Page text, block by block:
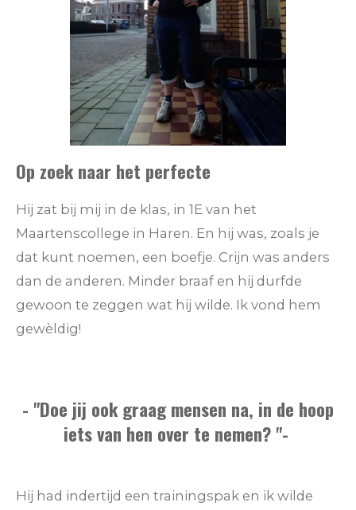
Op zoek naar het perfecte
Hij zat bij mij in de klas, in 1E van het
Maartenscollege in Haren. En hij was, zoals je
dat kunt noemen, een boefje. Crijn was anders
dan de anderen. Minder braaf en hij durfde
gewoon te zeggen wat hij wilde. Ik vond hem
gewèldig!
- "Doe jij ook graag mensen na, in de hoop
iets van hen over te nemen? "-
Hij had indertijd een trainingspak en ik wilde